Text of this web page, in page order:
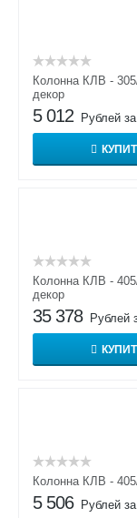
Колонна КЛВ -
декор
5 012 Рублей
Колонна КЛВ -
декор
35 378 Рублей
Колонна КЛВ -
5 506 Рублей